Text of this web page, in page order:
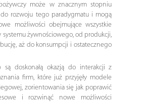
może w znacznym stopniu
rozwoju tego paradygmatu i mogą
możliwości obejmujące wszystkie
systemu żywnościowego, od produkcji,
aż do konsumpcji i ostatecznego
są doskonałą okazją do interakcji z
firm, które już przyjęły modele
zorientowania się jak poprawić
i rozwinąć nowe możliwości